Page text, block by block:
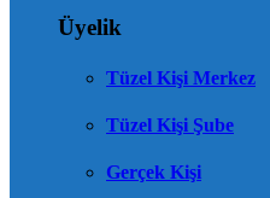
Üyelik
Tüzel Kişi Merkez
Tüzel Kişi Şube
Gerçek Kişi